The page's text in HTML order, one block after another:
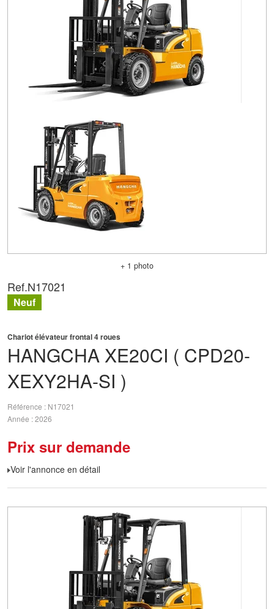
+ 1 photo
HANGCHA XE20CI ( CPD20-
XEXY2HA-SI )
Chariot élévateur frontal 4 roues
Référence
N17021
Année 2026
Prix sur demande
Voir l'annonce en détail
Ref.N17021
Neuf